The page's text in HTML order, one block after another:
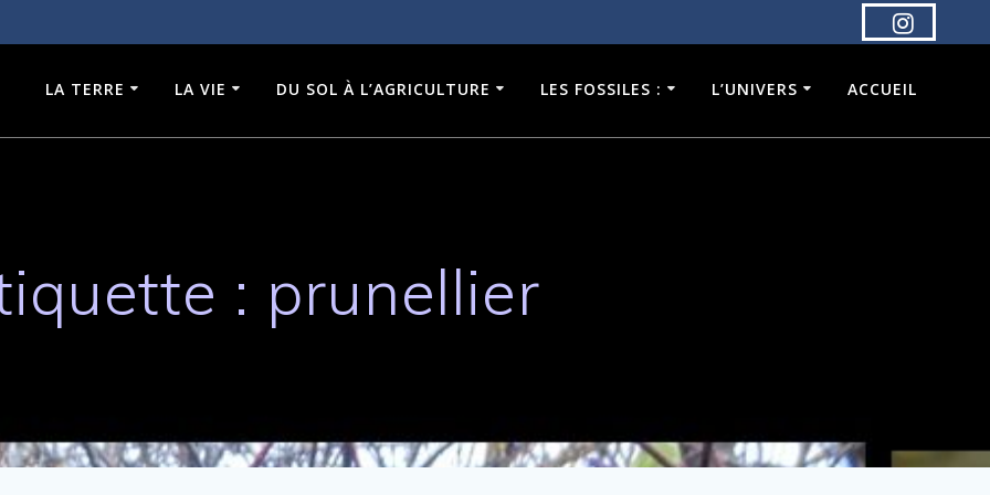
LA TERRE LA VIE DU SOL À L’AGRICULTURE LES FOSSILES : L’UNIVERS ACCUEIL
: prunellier